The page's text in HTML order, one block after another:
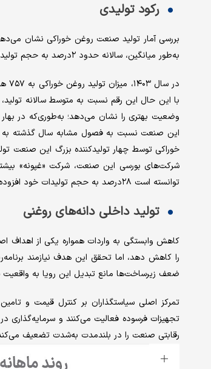
رکود تولیدی
بررسی آمار تولید صنعت روغن خوراکی نشان
به‌طور میانگین، سالانه حدود ۲‌درصد به حجم تولیدات افزوده شده و هر سال تقریبا ۷۹۰ هزار تن روغن خوراکی به چرخه تولید وارد شده‌است.
شرکت‌های بورسی این صنعت، شرکت «غپونه»
توانسته است ۲۸‌درصد به حجم تولیدات خود افزوده و در مجموع ۱۹ هزار و ۳۲۴ تن محصول به چرخه تولید وارد کند.
تولید داخلی دانه‌های روغنی
کاهش وابستگی به واردات همواره یکی از اهداف
را کاهش دهد، اما تحقق این هدف نیازمند
ضعف زیرساخت‌ها مانع تبدیل این رویا به
تمرکز اصلی سیاستگذاران بر کنترل قیمت و
تجهیزات فرسوده فعالیت می‌کنند و
رقابتی صنعت را در بلندمدت به‌شدت تضعیف